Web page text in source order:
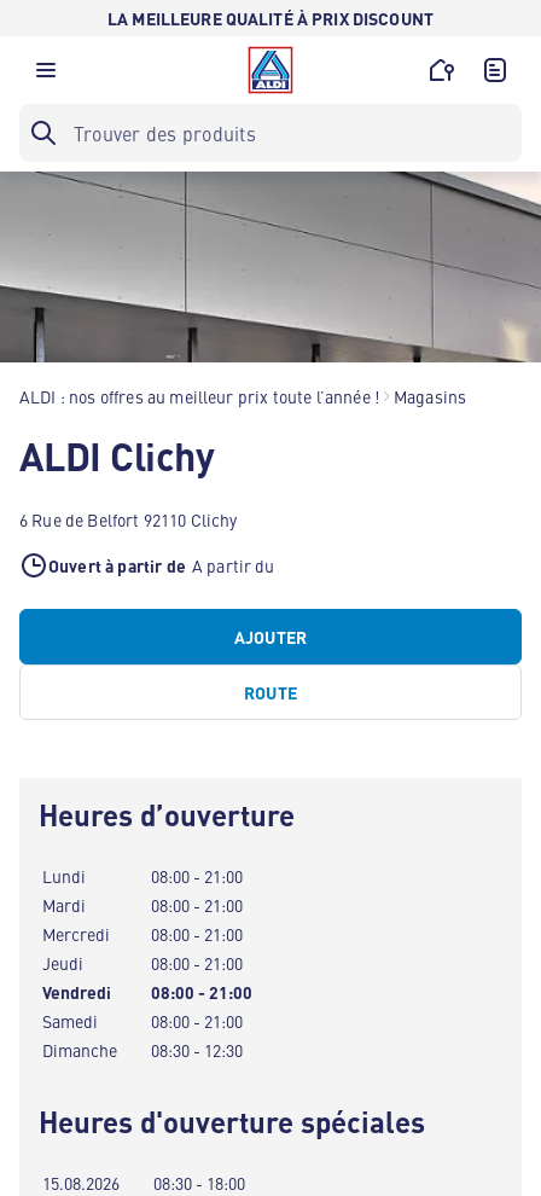
LA MEILLEURE QUALITÉ À PRIX DISCOUNT
ALDI : nos offres au meilleur prix toute l’année ! Magasins
ALDI Clichy
6 Rue de Belfort 92110 Clichy
Ouvert à partir de A partir du
AJOUTER
ROUTE
Heures d’ouverture
Lundi
08:00 - 21:00
Mardi
08:00 - 21:00
Mercredi
08:00 - 21:00
Jeudi
08:00 - 21:00
Vendredi
08:00 - 21:00
Samedi
08:00 - 21:00
Dimanche
08:30 - 12:30
Heures d'ouverture spéciales
15.08.2026
08:30 - 18:00